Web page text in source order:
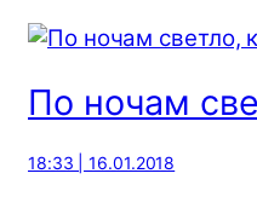
По ночам
18:33 | 16.01.2018